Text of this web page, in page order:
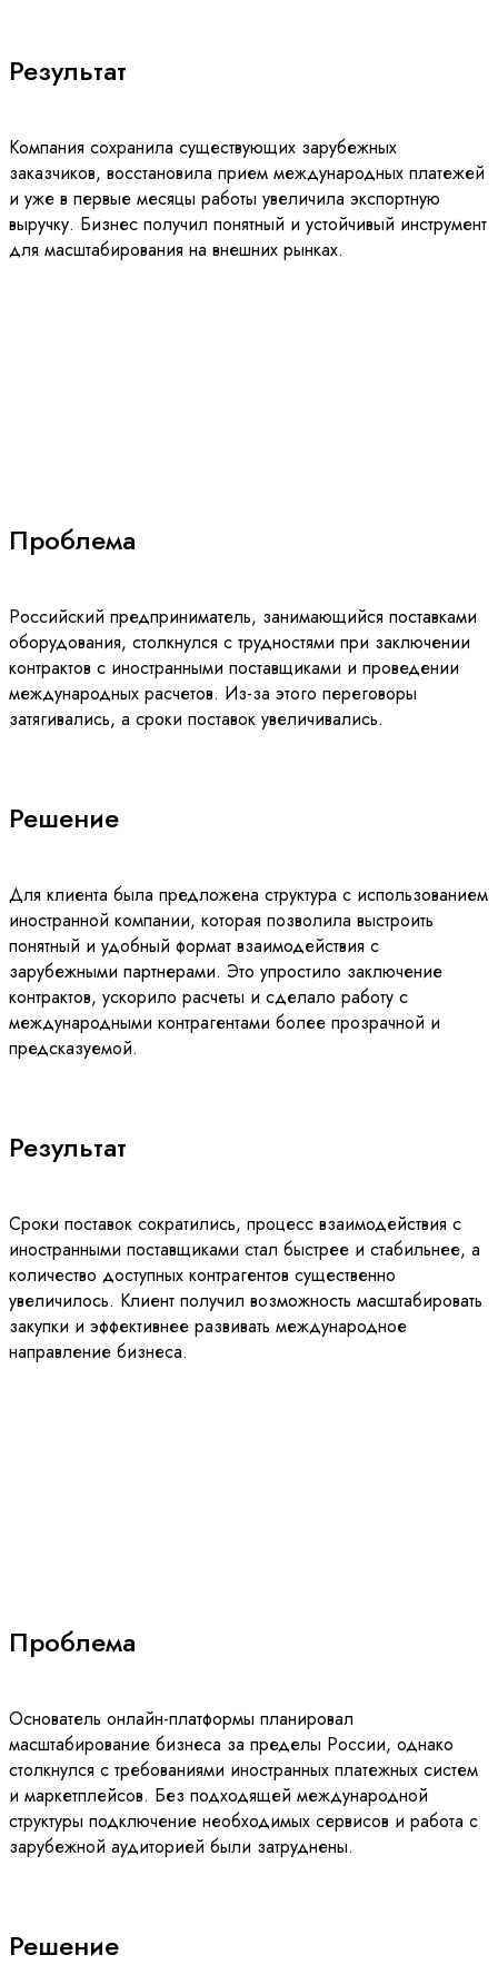
Результат
Компания сохранила существующих зарубежных
заказчиков, восстановила прием международных платежей
и уже в первые месяцы работы увеличила экспортную
выручку. Бизнес получил понятный и устойчивый инструмент
для масштабирования на внешних рынках.
Проблема
Российский предприниматель, занимающийся поставками
оборудования, столкнулся с трудностями при заключении
контрактов с иностранными поставщиками и проведении
международных расчетов. Из-за этого переговоры
затягивались, а сроки поставок увеличивались.
Решение
Для клиента была предложена структура с использованием
иностранной компании, которая позволила выстроить
понятный и удобный формат взаимодействия с
зарубежными партнерами. Это упростило заключение
контрактов, ускорило расчеты и сделало работу с
международными контрагентами более прозрачной и
предсказуемой.
Результат
Сроки поставок сократились, процесс взаимодействия с
иностранными поставщиками стал быстрее и стабильнее, а
количество доступных контрагентов существенно
увеличилось. Клиент получил возможность масштабировать
закупки и эффективнее развивать международное
направление бизнеса.
Проблема
Основатель онлайн-платформы планировал
масштабирование бизнеса за пределы России, однако
столкнулся с требованиями иностранных платежных систем
и маркетплейсов. Без подходящей международной
структуры подключение необходимых сервисов и работа с
зарубежной аудиторией были затруднены.
Решение